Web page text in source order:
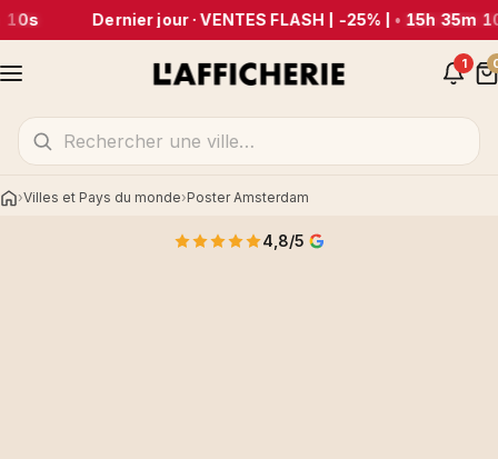
Dernier jour · VENTES FLASH | -25% | •15h 35m
1
AccueilVilles et Pays du monde Poster Amsterdam
4,8/5